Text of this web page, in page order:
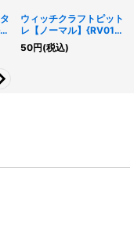
ウィッチクラフトピット
レ【ノーマル】{RV01-
JP034}《モンスター》
50円(税込)